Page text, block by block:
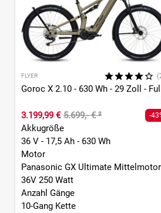
FLYER
Goroc X 2.10 - 630 Wh - 29 Zoll -
3.199,99 € 5.699,- €² -
Akkugröße
36 V - 17,5 Ah - 630 Wh
Motor
Panasonic GX Ultimate Mittelmotor
36V 250 Watt
Anzahl Gänge
10-Gang Kette